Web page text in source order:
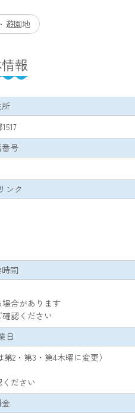
遊園地
報
号
ンク
間
合があります
認ください
日
2・第3・第4木曜に変更）
ださい
金